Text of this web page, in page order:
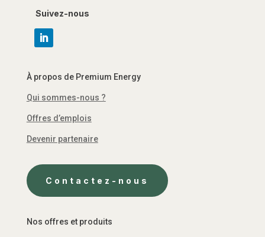
Suivez-nous
À propos de Premium Energy
Qui sommes-nous ?
Offres d’emplois
Devenir partenaire
Contactez-nous
Nos offres et produits